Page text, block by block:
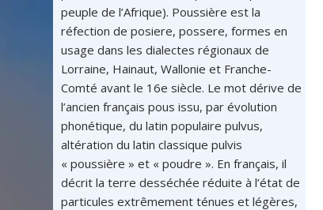
peuple de l’Afrique). Poussière est la
réfection de posiere, possere, formes en
usage dans les dialectes régionaux de
Lorraine, Hainaut, Wallonie et Franche-
Comté avant le 16e siècle. Le mot dérive de
l’ancien français pous issu, par évolution
phonétique, du latin populaire pulvus,
altération du latin classique pulvis
« poussière » et « poudre ». En français, il
décrit la terre desséchée réduite à l’état de
particules extrêmement ténues et légères,